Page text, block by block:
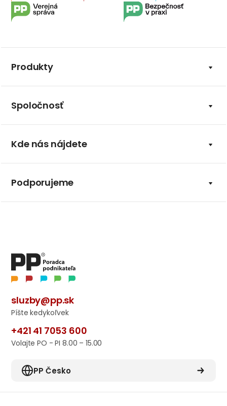
Produkty
Spoločnosť
Kde nás nájdete
Podporujeme
sluzby@pp.sk
Píšte kedykoľvek
+421 41 7053 600
Volajte PO - PI 8.00 – 15.00
PP Česko